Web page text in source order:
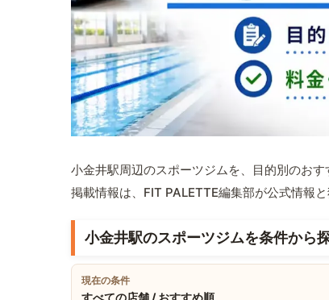
小金井駅周辺のスポーツジムを、目的別のお
掲載情報は、FIT PALETTE編集部が公式情報
小金井駅のスポーツジムを条件から
現在の条件